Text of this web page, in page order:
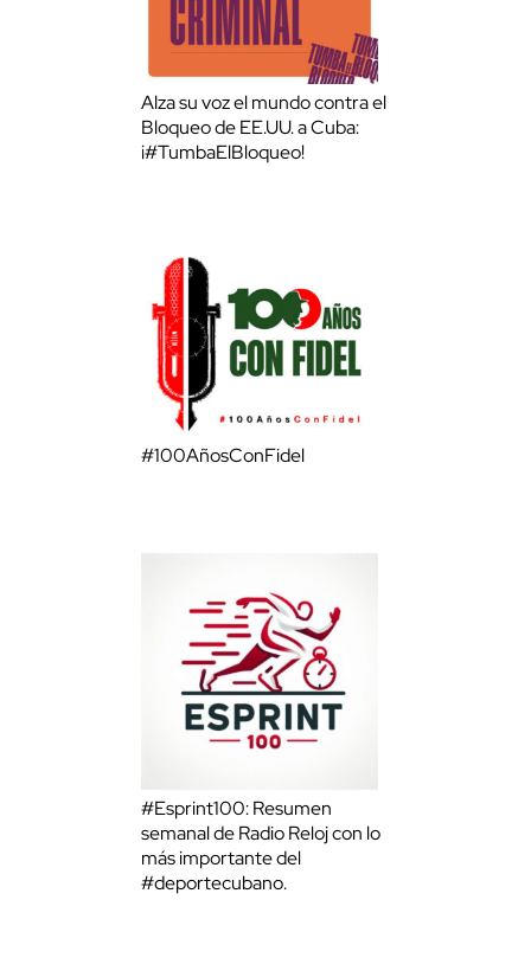
Alza su voz el mundo contra el
Bloqueo de EE.UU. a Cuba:
¡#TumbaElBloqueo!
#100AñosConFidel
#Esprint100: Resumen
semanal de Radio Reloj con lo
más importante del
#deportecubano.